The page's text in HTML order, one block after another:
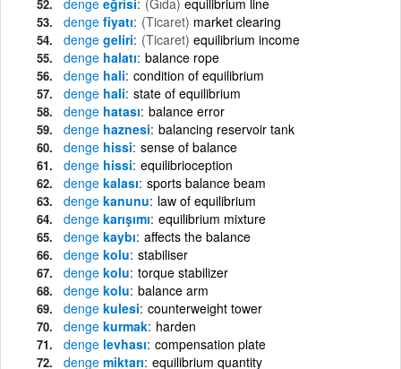
denge fiyatı (Ticaret) market clearing
denge geliri (Ticaret) equilibrium income
denge halatı balance rope
denge hali condition of equilibrium
denge hali state of equilibrium
denge hatası balance error
denge haznesi balancing reservoir tank
denge hissi sense of balance
denge hissi equilibrioception
denge kalası sports balance beam
denge kanunu law of equilibrium
denge karışımı equilibrium mixture
denge kaybı affects the balance
denge kolu stabiliser
denge kolu torque stabilizer
denge kolu balance arm
denge kulesi counterweight tower
denge kurmak harden
denge levhası compensation plate
denge miktarı equilibrium quantity